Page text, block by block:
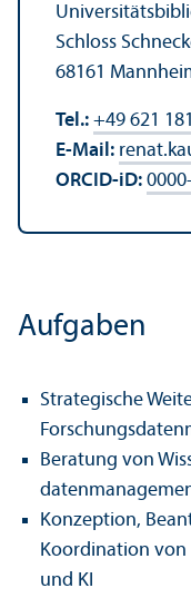
Schloss
68161
Tel.: +49 621
E-Mail:
ORCID-iD:
Aufgaben
Strategische
Beratung von
Konzeption,
Koordination von
und KI